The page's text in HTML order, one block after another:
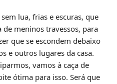
lua, frias e escuras, que
meninos travessos, para
que se escondem debaixo
e outros lugares da casa.
vamos à caça de
ótima para isso. Será que